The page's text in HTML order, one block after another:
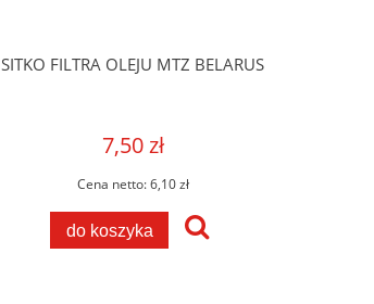
SITKO FILTRA OLEJU MTZ BELARUS
7,50 zł
Cena netto:6,10 zł
do koszyka